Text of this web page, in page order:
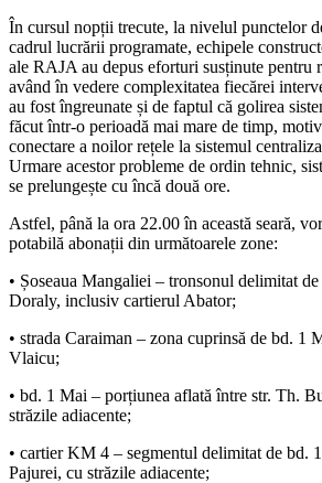
În cursul nopții trecute, la nivelul punctelor
cadrul lucrării programate, echipele
ale RAJA au depus eforturi susținute pentru
având în vedere complexitatea fiecărei
au fost îngreunate și de faptul că golirea
făcut într-o perioadă mai mare de timp,
conectare a noilor rețele la sistemul
Urmare acestor probleme de ordin tehnic,
se prelungește cu încă două ore.
Astfel, până la ora 22.00 în această seară,
potabilă abonații din următoarele zone:
• Șoseaua Mangaliei – tronsonul delimitat
Doraly, inclusiv cartierul Abator;
• strada Caraiman – zona cuprinsă de bd. 1
Vlaicu;
• bd. 1 Mai – porțiunea aflată între str. Th.
străzile adiacente;
• cartier KM 4 – segmentul delimitat de bd.
Pajurei, cu străzile adiacente;